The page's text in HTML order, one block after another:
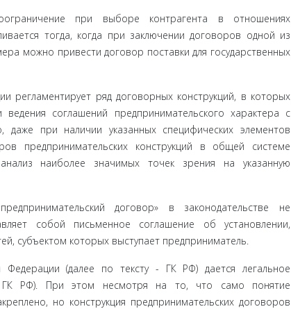
при выборе контрагента в отношениях
тогда, когда при заключении договоров одной из
можно привести договор поставки для государственных
регламентирует ряд договорных конструкций, в которых
соглашений предпринимательского характера с
при наличии указанных специфических элементов
предпринимательских конструкций в общей системе
наиболее значимых точек зрения на указанную
договор» в законодательстве не
собой письмен­ное соглашение об установлении,
субъектом которых выступает предприниматель.
(далее по тексту - ГК РФ) дается легальное
2 ГК РФ). При этом не­смотря на то, что само понятие
но конструкция предпри­нимательских договоров